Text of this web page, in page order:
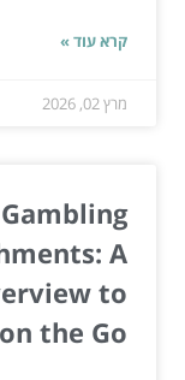
קרא עוד »
מרץ 02, 2026
A
to
the Go